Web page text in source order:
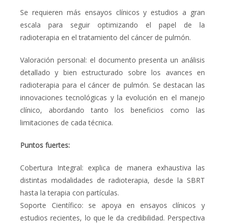
Se requieren más ensayos clínicosy estudios a gran
escala para seguir optimizando el papel de la
radioterapia en el tratamiento del cáncer de pulmón.
Valoración personal: el documento presenta un análisis
detallado y bien estructurado sobre los avances en
radioterapia para el cáncer de pulmón. Se destacan las
innovaciones tecnológicas y la evolución en el manejo
clínico, abordando tanto los beneficios como las
limitaciones de cada técnica.
Puntos fuertes:
Cobertura Integral: explica de manera exhaustiva las
distintas modalidades de radioterapia, desde la SBRT
hasta la terapia con partículas.
Soporte Científico: se apoya en ensayos clínicos y
estudios recientes, lo que le da credibilidad. Perspectiva